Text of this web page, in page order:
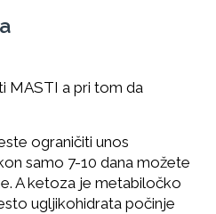
MASTI a pri tom da
ograničiti unos
samo 7-10 dana možete
A ketoza je metabiločko
ugljikohidrata počinje